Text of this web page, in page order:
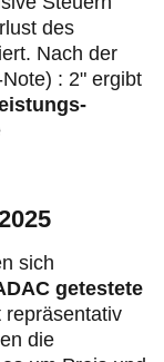
des
Nach der
: 2" ergibt
sich
getestete
repräsentativ
die